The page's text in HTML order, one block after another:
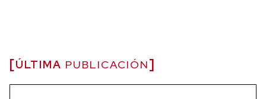
ÚLTIMA PUBLICACIÓN